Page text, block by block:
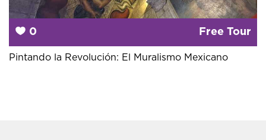
0 Free Tour
Pintando la Revolución: El Muralismo Mexicano